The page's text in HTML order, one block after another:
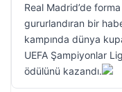
Real Madrid’de
gururlandıran bir
kampında dünya
UEFA Şampiyonlar
ödülünü kazandı.